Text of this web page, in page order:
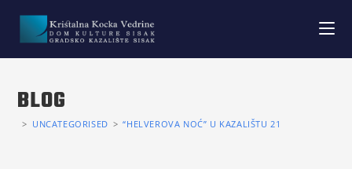
BLOG
> UNCATEGORISED > “HELVEROVA NOĆ” U KAZALIŠTU 21